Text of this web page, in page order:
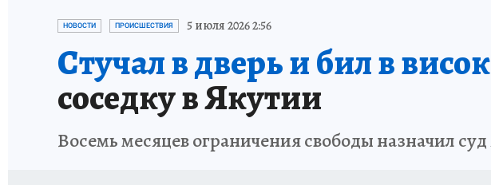
ЗАПОВЕДНАЯ РОССИЯ ЛЕЧЕНИЕ НОВОСИБИРСК
НОВОСТИ ПРОИСШЕСТВИЯ 5 июля 2026 2:56
Стучал в дверь и бил в
соседку в Якутии
Восемь месяцев ограничения свободы назначил